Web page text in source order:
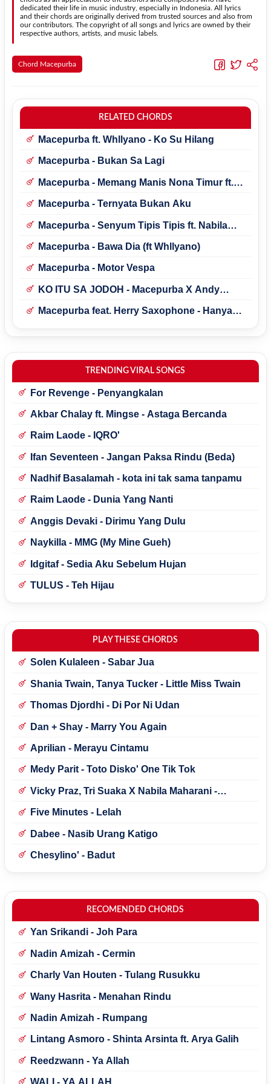
dedicated their life in music industry, especially in Indonesia. All lyrics
and their chords are originally derived from trusted sources and also from
our contributors. The copyright of all songs and lyrics are owned by their
respective authors, artists, and music labels.
Chord Macepurba
RELATED CHORDS
Macepurba ft. Whllyano - Ko Su Hilang
Macepurba - Bukan Sa Lagi
Macepurba - Memang Manis Nona Timur ft.
Macepurba - Ternyata Bukan Aku
Macepurba - Senyum Tipis Tipis ft. Nabila
Macepurba - Bawa Dia (ft Whllyano)
Macepurba - Motor Vespa
KO ITU SA JODOH - Macepurba X Andy
Macepurba feat. Herry Saxophone - Hanya
TRENDING VIRAL SONGS
For Revenge - Penyangkalan
Akbar Chalay ft. Mingse - Astaga Bercanda
Raim Laode - IQRO'
Ifan Seventeen - Jangan Paksa Rindu (Beda)
Nadhif Basalamah - kota ini tak sama tanpamu
Raim Laode - Dunia Yang Nanti
Anggis Devaki - Dirimu Yang Dulu
Naykilla - MMG (My Mine Gueh)
Idgitaf - Sedia Aku Sebelum Hujan
TULUS - Teh Hijau
PLAY THESE CHORDS
Solen Kulaleen - Sabar Jua
Shania Twain, Tanya Tucker - Little Miss Twain
Thomas Djordhi - Di Por Ni Udan
Dan + Shay - Marry You Again
Aprilian - Merayu Cintamu
Medy Parit - Toto Disko' One Tik Tok
Vicky Praz, Tri Suaka X Nabila Maharani -
Five Minutes - Lelah
Dabee - Nasib Urang Katigo
Chesylino' - Badut
RECOMENDED CHORDS
Yan Srikandi - Joh Para
Nadin Amizah - Cermin
Charly Van Houten - Tulang Rusukku
Wany Hasrita - Menahan Rindu
Nadin Amizah - Rumpang
Lintang Asmoro - Shinta Arsinta ft. Arya Galih
Reedzwann - Ya Allah
WALI - YA ALLAH